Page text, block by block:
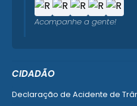
CIDADÃO
Declaração de Acidente de
Acompanhe a gente!